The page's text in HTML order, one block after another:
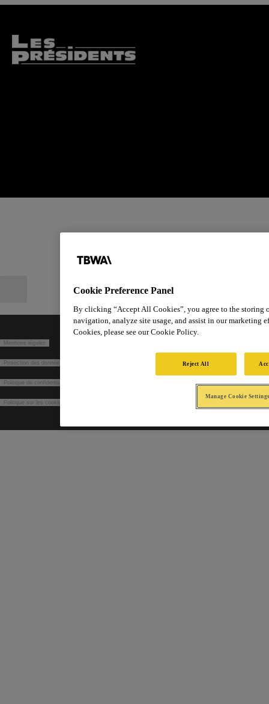
Mentions légales
Protection des données dans le cadre du recrutement
Politique de confidentialité
Politique sur les cookies
Cookie Preference Panel
By clicking “Accept All Cookies”, you agree to the storing
navigation, analyze site usage, and assist in our marketing
Cookies, please see our Cookie Policy.
Reject All
Manage Cookie